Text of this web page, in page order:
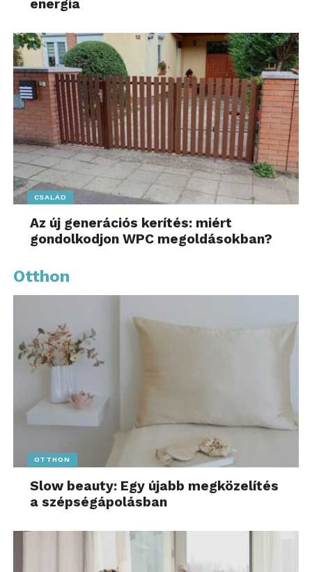
energia
CSALÁD
Az új generációs kerítés: miért
gondolkodjon WPC megoldásokban?
Otthon
OTTHON
Slow beauty: Egy újabb megközelítés
a szépségápolásban